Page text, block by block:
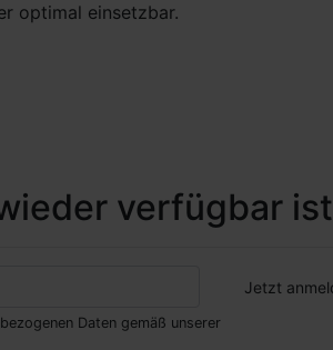
optimal einsetzbar.
verfügbar ist
Daten gemäß unserer